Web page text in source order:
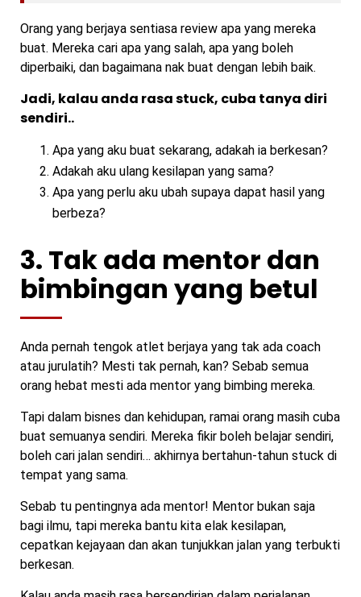
Orang yang berjaya sentiasa review apa yang mereka
buat. Mereka cari apa yang salah, apa yang boleh
diperbaiki, dan bagaimana nak buat dengan lebih baik.
Jadi, kalau anda rasa stuck, cuba tanya diri
sendiri..
Apa yang aku buat sekarang, adakah ia berkesan?
Adakah aku ulang kesilapan yang sama?
Apa yang perlu aku ubah supaya dapat hasil yang
berbeza?
3. Tak ada mentor dan
bimbingan yang betul
Anda pernah tengok atlet berjaya yang tak ada coach
atau jurulatih? Mesti tak pernah, kan? Sebab semua
orang hebat mesti ada mentor yang bimbing mereka.
Tapi dalam bisnes dan kehidupan, ramai orang masih cuba
buat semuanya sendiri. Mereka fikir boleh belajar sendiri,
boleh cari jalan sendiri… akhirnya bertahun-tahun stuck di
tempat yang sama.
Sebab tu pentingnya ada mentor! Mentor bukan saja
bagi ilmu, tapi mereka bantu kita elak kesilapan,
cepatkan kejayaan dan akan tunjukkan jalan yang terbukti
berkesan.